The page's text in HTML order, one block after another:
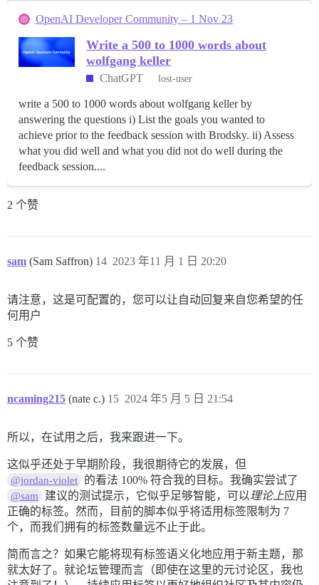
OpenAI Developer Community – 1 Nov 23
Write a 500 to 1000 words about
wolfgang keller
ChatGPT lost-user
write a 500 to 1000 words about wolfgang keller by
answering the questions i) List the goals you wanted to
achieve prior to the feedback session with Brodsky. ii) Assess
what you did well and what you did not do well during the
feedback session....
2 个赞
sam (Sam Saffron) 2023 年11 月 1 日 20:20
14
请注意，这是可配置的，您可以让自动回复来自您希望的任
何用户
5 个赞
ncaming215 (nate c.) 2024 年5 月 5 日 21:54
15
所以，在试用之后，我来跟进一下。
这似乎还处于早期阶段，我很期待它的发展，但
@jordan-violet 的看法 100% 符合我的目标。我确实尝试了
@sam 建议的测试提示，它似乎足够智能，可以理论上应用
正确的标签。然而，目前的脚本似乎将适用标签限制为 7
个，而我们拥有的标签数量远不止于此。
简而言之？如果它能将现有标签语义化地应用于新主题，那
就太好了。就论坛管理而言（即使在这里的元讨论区，我也